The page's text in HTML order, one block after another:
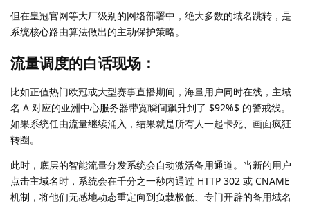
但在皇冠官网等大厂级别的网络部署中，绝大多数的域名跳转，是
系统核心路由算法做出的主动保护策略。
流量调度的白话现场：
比如正值热门欧冠或大型赛事直播期间，海量用户同时在线，主域
名 A 对应的亚洲中心服务器带宽瞬间飙升到了 $92%$ 的警戒线。
如果系统任由流量继续涌入，结果就是所有人一起卡死、画面疯狂
转圈。
此时，底层的智能流量分发系统会自动激活备用通道。当新的用户
点击主域名时，系统会在千分之一秒内通过 HTTP 302 或 CNAME
机制，将他们无感地动态重定向到负载极低、专门开辟的备用域名